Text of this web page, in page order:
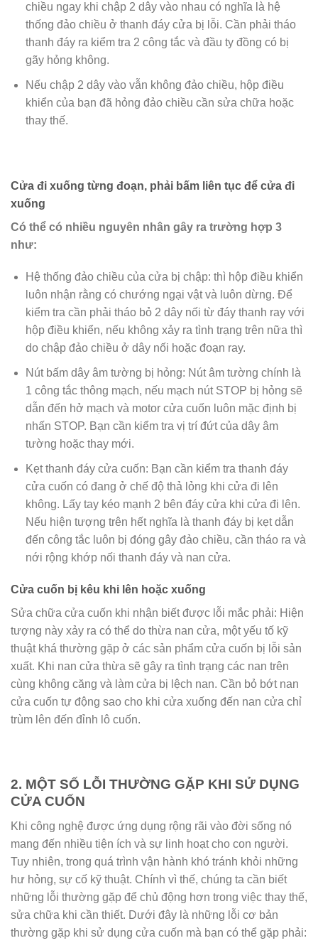
chiều ngay khi chập 2 dây vào nhau có nghĩa là hệ
thống đảo chiều ở thanh đáy cửa bị lỗi. Cần phải tháo
thanh đáy ra kiểm tra 2 công tắc và đầu ty đồng có bị
gãy hỏng không.
Nếu chập 2 dây vào vẫn không đảo chiều, hộp điều
khiển của bạn đã hỏng đảo chiều cần sửa chữa hoặc
thay thế.
Cửa đi xuống từng đoạn, phải bấm liên tục để cửa đi
xuống
Có thể có nhiều nguyên nhân gây ra trường hợp 3
như:
Hệ thống đảo chiều của cửa bị chập: thì hộp điều khiển
luôn nhận rằng có chướng ngại vật và luôn dừng. Để
kiểm tra cần phải tháo bỏ 2 dây nối từ đáy thanh ray với
hộp điều khiển, nếu không xảy ra tình trạng trên nữa thì
do chập đảo chiều ở dây nối hoặc đoạn ray.
Nút bấm dây âm tường bị hỏng: Nút âm tường chính là
1 công tắc thông mạch, nếu mạch nút STOP bị hỏng sẽ
dẫn đến hở mạch và motor cửa cuốn luôn mặc định bị
nhấn STOP. Bạn cần kiểm tra vị trí đứt của dây âm
tường hoặc thay mới.
Kẹt thanh đáy cửa cuốn: Bạn cần kiểm tra thanh đáy
cửa cuốn có đang ở chế độ thả lỏng khi cửa đi lên
không. Lấy tay kéo mạnh 2 bên đáy cửa khi cửa đi lên.
Nếu hiện tượng trên hết nghĩa là thanh đáy bị kẹt dẫn
đến công tắc luôn bị đóng gây đảo chiều, cần tháo ra và
nới rộng khớp nối thanh đáy và nan cửa.
Cửa cuốn bị kêu khi lên hoặc xuống
Sửa chữa cửa cuốn khi nhận biết được lỗi mắc phải: Hiện
tượng này xảy ra có thể do thừa nan cửa, một yếu tố kỹ
thuật khá thường gặp ở các sản phẩm cửa cuốn bị lỗi sản
xuất. Khi nan cửa thừa sẽ gây ra tình trạng các nan trên
cùng không căng và làm cửa bị lệch nan. Cần bỏ bớt nan
cửa cuốn tự động sao cho khi cửa xuống đến nan cửa chỉ
trùm lên đến đỉnh lô cuốn.
2. MỘT SỐ LỖI THƯỜNG GẶP KHI SỬ DỤNG
CỬA CUỐN
Khi công nghệ được ứng dụng rộng rãi vào đời sống nó
mang đến nhiều tiện ích và sự linh hoạt cho con người.
Tuy nhiên, trong quá trình vận hành khó tránh khỏi những
hư hỏng, sự cố kỹ thuật. Chính vì thế, chúng ta cần biết
những lỗi thường gặp để chủ động hơn trong việc thay thế,
sửa chữa khi cần thiết. Dưới đây là những lỗi cơ bản
thường gặp khi sử dụng cửa cuốn mà bạn có thể gặp phải: